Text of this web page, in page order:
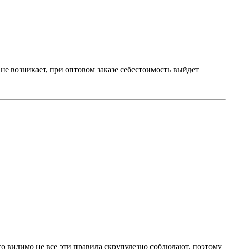
возникает, при оптовом заказе себестоимость выйдет
не все эти правила скрупулезно соблюдают, поэтому